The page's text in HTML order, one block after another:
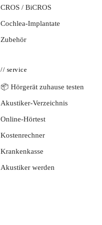
CROS / BiCROS
Cochlea-Implantate
Zubehör
// service
📦 Hörgerät zuhause testen
Akustiker-Verzeichnis
Online-Hörtest
Kostenrechner
Krankenkasse
Akustiker werden